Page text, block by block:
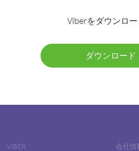
Viberをダウンロー
ダウンロード
VIBER 会社情